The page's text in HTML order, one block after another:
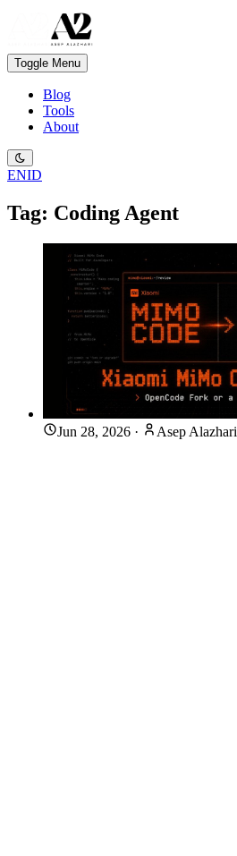
Toggle Menu
Blog
Tools
About
ENID
Tag: Coding Agent
Jun 28, 2026 · Asep Alazhari